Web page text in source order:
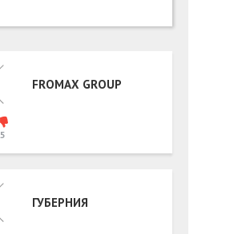
5
FROMAX GROUP
ГУБЕРНИЯ